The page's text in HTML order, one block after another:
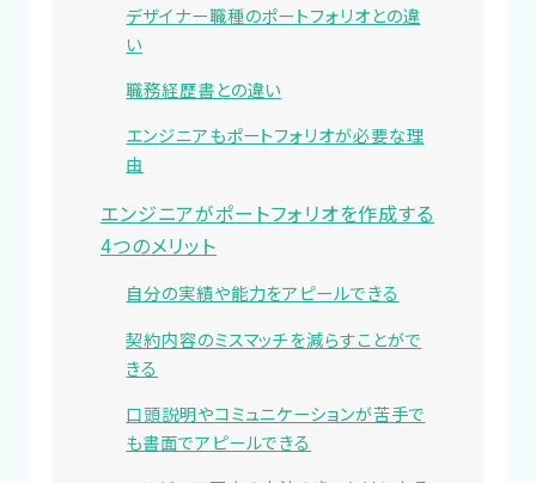
デザイナー職種のポートフォリオとの違
い
職務経歴書との違い
エンジニアもポートフォリオが必要な理
由
エンジニアがポートフォリオを作成する
4つのメリット
自分の実績や能力をアピールできる
契約内容のミスマッチを減らすことがで
きる
口頭説明やコミュニケーションが苦手で
も書面でアピールできる